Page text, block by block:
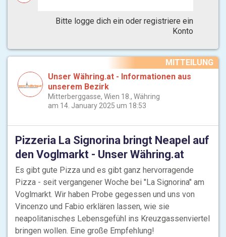
Bitte logge dich ein oder registriere ein
Konto
MITTEILUNG
Unser Währing.at - Informationen aus
unserem Bezirk
Mitterberggasse, Wien 18., Währing
am 14. January 2025 um 18:53
Pizzeria La Signorina bringt Neapel auf
den Voglmarkt - Unser Währing.at
Es gibt gute Pizza und es gibt ganz hervorragende
Pizza - seit vergangener Woche bei "La Signorina" am
Voglmarkt. Wir haben Probe gegessen und uns von
Vincenzo und Fabio erklären lassen, wie sie
neapolitanisches Lebensgefühl ins Kreuzgassenviertel
bringen wollen. Eine große Empfehlung!